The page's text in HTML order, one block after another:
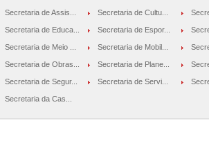
Secretaria de Assis... Secretaria de Cultu...
Secretaria de Educa... Secretaria de Espor...
Secretaria de Meio ... Secretaria de Mobil...
Secretaria de Obras... Secretaria de Plane...
Secretaria de Segur... Secretaria de Servi...
Secretaria da Cas...